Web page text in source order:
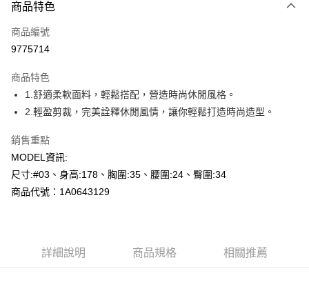
信用卡一次付款
超商取貨付款
Apple Pay
悠遊付
Google Pay
全盈+PAY
AFTEE先享後付
便利好安心！
商品特色
商品編號
9775714
商品特色
1.舒適柔軟面料，輕鬆搭配，營造時尚休閒風格。
2.輕盈剪裁，完美詮釋休閒風情，讓你輕鬆打造時尚造型。
銷售重點
MODEL資訊:
尺寸:#03、身高:178、胸圍:35、腰圍:24、臀圍:34
商品代號：1A0643129
詳細說明 商品規格 相關推薦